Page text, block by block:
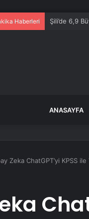
Haberleri Şili’de 6,9
ANASAYFA
Zeka ChatGPT’yi KPSS ile